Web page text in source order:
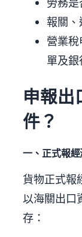
報關、
營業
單及銀
申報出
件？
一、正式報
貨物正式報
以海關出口
存：